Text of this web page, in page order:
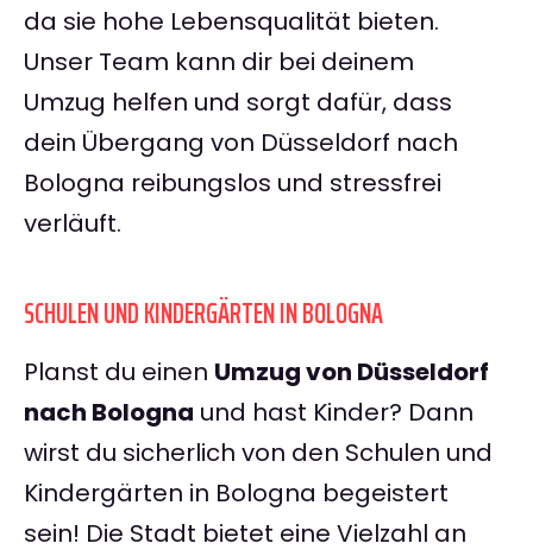
da sie hohe Lebensqualität bieten.
Unser Team kann dir bei deinem
Umzug helfen und sorgt dafür, dass
dein Übergang von Düsseldorf nach
Bologna reibungslos und stressfrei
verläuft.
SCHULEN UND KINDERGÄRTEN IN BOLOGNA
Planst du einen Umzug von Düsseldorf
nach Bologna und hast Kinder? Dann
wirst du sicherlich von den Schulen und
Kindergärten in Bologna begeistert
sein! Die Stadt bietet eine Vielzahl an